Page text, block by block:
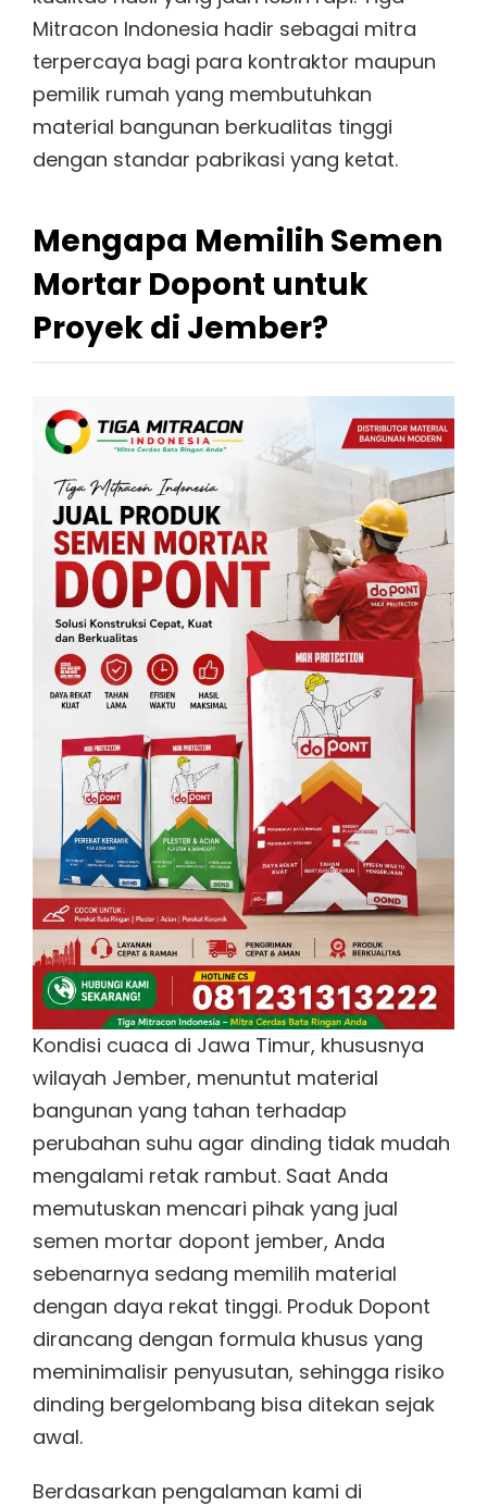
Mitracon Indonesia hadir sebagai mitra
terpercaya bagi para kontraktor maupun
pemilik rumah yang membutuhkan
material bangunan berkualitas tinggi
dengan standar pabrikasi yang ketat.
Mengapa Memilih Semen
Mortar Dopont untuk
Proyek di Jember?
Kondisi cuaca di Jawa Timur, khususnya
wilayah Jember, menuntut material
bangunan yang tahan terhadap
perubahan suhu agar dinding tidak mudah
mengalami retak rambut. Saat Anda
memutuskan mencari pihak yang jual
semen mortar dopont jember, Anda
sebenarnya sedang memilih material
dengan daya rekat tinggi. Produk Dopont
dirancang dengan formula khusus yang
meminimalisir penyusutan, sehingga risiko
dinding bergelombang bisa ditekan sejak
awal.
Berdasarkan pengalaman kami di